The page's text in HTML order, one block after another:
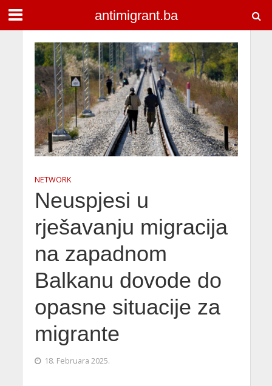
antimigrant.ba
NETWORK
Neuspjesi u
rješavanju migracija
na zapadnom
Balkanu dovode do
opasne situacije za
migrante
18. Februara 2025.